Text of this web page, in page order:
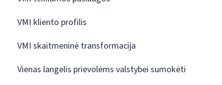
VMI kliento profilis
VMI skaitmeninė transformacija
Vienas langelis prievolėms valstybei sumokėti